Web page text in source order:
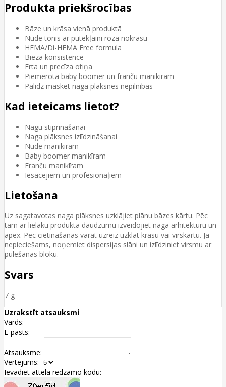
Produkta priekšrocības
Bāze un krāsa vienā produktā
Nude tonis ar putekļaini rozā nokrāsu
HEMA/Di-HEMA Free formula
Bieza konsistence
Ērta un precīza otiņa
Piemērota baby boomer un franču manikīram
Palīdz maskēt naga plāksnes nepilnības
Kad ieteicams lietot?
Nagu stiprināšanai
Naga plāksnes izlīdzināšanai
Nude manikīram
Baby boomer manikīram
Franču manikīram
Iesācējiem un profesionāļiem
Lietošana
Uz sagatavotas naga plāksnes uzklājiet plānu bāzes kārtu. Pēc
tam ar lielāku produkta daudzumu izveidojiet naga arhitektūru un
apex. Pēc cietināšanas varat uzreiz uzklāt krāsu vai virskārtu. Ja
nepieciešams, noņemiet dispersijas slāni un izlīdziniet virsmu ar
pulēšanas bloku.
Svars
7 g
Uzrakstīt atsauksmi
Vārds:
E-pasts:
Atsauksme:
Vērtējums:
Ievadiet attēlā redzamo kodu: